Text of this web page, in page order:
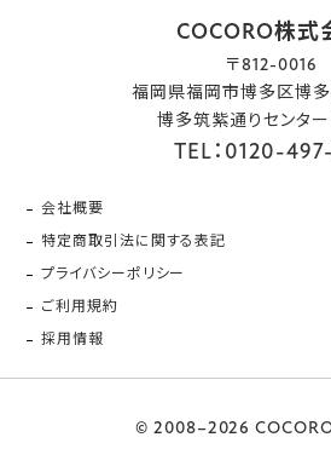
COCORO株式
〒812-0016
福岡県福岡市博多区博
博多筑紫通りセンター
TEL：0120-
会社概要
特定商取引法に関する表記
プライバシーポリシー
ご利用規約
採用情報
© 2008–2026